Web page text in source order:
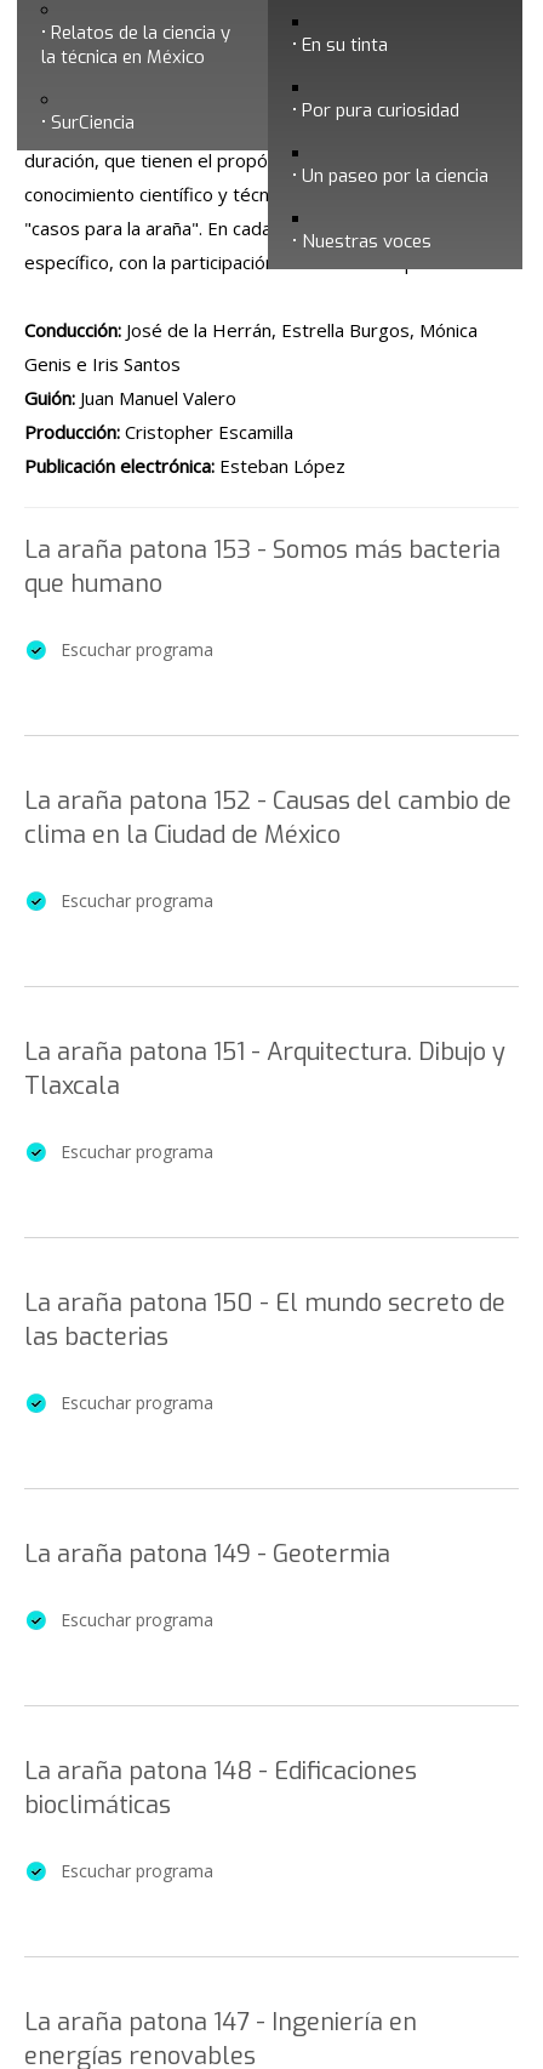
En su tinta
Por pura curiosidad
Un paseo por la ciencia
Nuestras voces
Relatos de la ciencia y
la técnica en México
SurCiencia
Esta serie está integrada por programas de 25 minutos de
duración, que tienen el propósito de acercar al público al
conocimiento científico y técnico, a través de supuestos
"casos para la araña". En cada programa se aborda un caso
específico, con la participación de distintos especialistas.
Conducción: José de la Herrán, Estrella Burgos, Mónica
Genis e Iris Santos
Guión: Juan Manuel Valero
Producción: Cristopher Escamilla
Publicación electrónica: Esteban López
La araña patona 153 - Somos más bacteria
que humano
Escuchar programa
La araña patona 152 - Causas del cambio de
clima en la Ciudad de México
Escuchar programa
La araña patona 151 - Arquitectura. Dibujo y
Tlaxcala
Escuchar programa
La araña patona 150 - El mundo secreto de
las bacterias
Escuchar programa
La araña patona 149 - Geotermia
Escuchar programa
La araña patona 148 - Edificaciones
bioclimáticas
Escuchar programa
La araña patona 147 - Ingeniería en
energías renovables